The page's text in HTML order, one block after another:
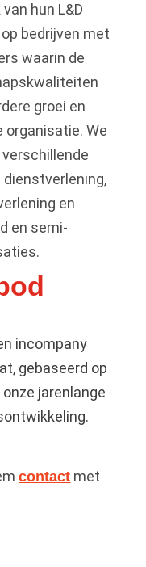
hun L&D
bedrijven met
waarin de
groei en
We
dienstverlening,
en
en semi-
incompany
gebaseerd op
jarenlange
contact met